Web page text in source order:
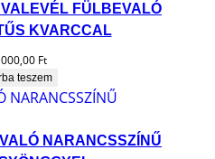
FÜLBEVALÓ
KVARCCAL
Ft
teszem
NARANCSSZÍNŰ